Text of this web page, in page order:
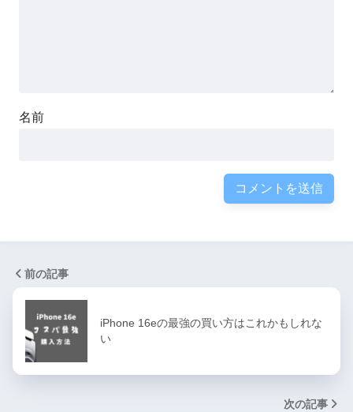
名前
前の記事
iPhone 16eの最強の買い方はこれかもしれな
い
次の記事